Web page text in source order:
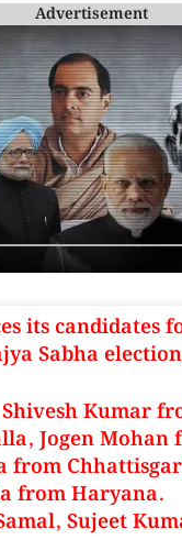
Advertisement
its candidates
Sabha
Kumar
Jogen Mohan
from
from Haryana.
Sujeet